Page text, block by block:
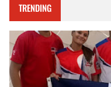
TRENDING